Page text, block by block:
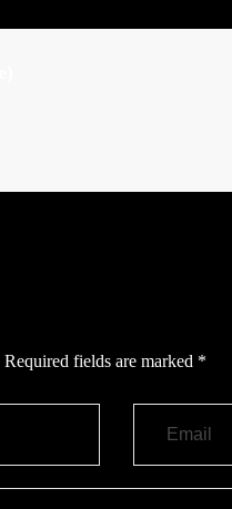
Required fields are marked *